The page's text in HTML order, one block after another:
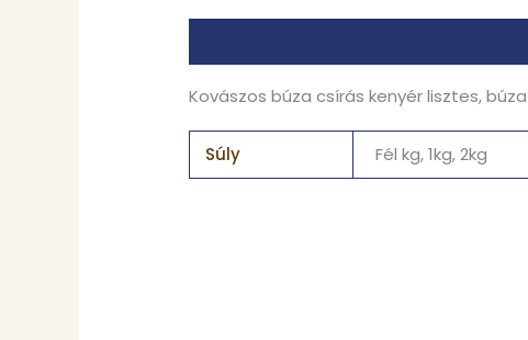
Kovászos búza csírás kenyér lisztes,
Súly Fél kg, 1kg, 2kg